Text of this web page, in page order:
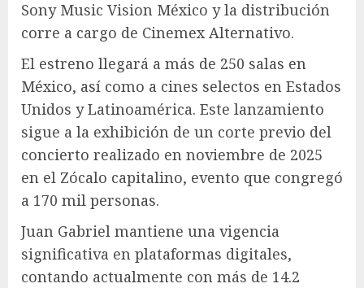
Sony Music Vision México y la distribución
corre a cargo de Cinemex Alternativo.
El estreno llegará a más de 250 salas en
México, así como a cines selectos en Estados
Unidos y Latinoamérica. Este lanzamiento
sigue a la exhibición de un corte previo del
concierto realizado en noviembre de 2025
en el Zócalo capitalino, evento que congregó
a 170 mil personas.
Juan Gabriel mantiene una vigencia
significativa en plataformas digitales,
contando actualmente con más de 14.2